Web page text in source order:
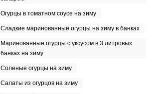
Огурцы в томатном соусе на зиму
Сладкие маринованные огурцы на зиму в банках
Маринованные огурцы с уксусом в 3 литровых
банках на зиму
Соленые огурцы на зиму
Салаты из огурцов на зиму